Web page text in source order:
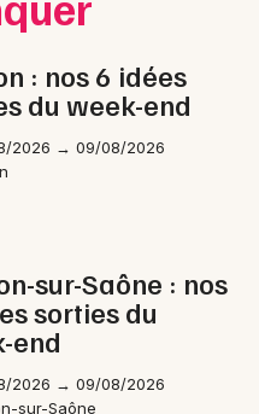
: nos 6 idées
du week-end
2026 → 09/08/2026
sur-Saône : nos
sorties du
end
2026 → 09/08/2026
sur-Saône